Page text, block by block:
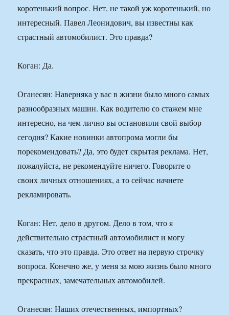
коротенький вопрос. Нет, не такой уж коротенький, но
интересный. Павел Леонидович, вы известны как
страстный автомобилист. Это правда?
Коган: Да.
Оганесян: Наверняка у вас в жизни было много самых
разнообразных машин. Как водителю со стажем мне
интересно, на чем лично вы остановили свой выбор
сегодня? Какие новинки автопрома могли бы
порекомендовать? Да, это будет скрытая реклама. Нет,
пожалуйста, не рекомендуйте ничего. Говорите о
своих личных отношениях, а то сейчас начнете
рекламировать.
Коган: Нет, дело в другом. Дело в том, что я
действительно страстный автомобилист и могу
сказать, что это правда. Это ответ на первую строчку
вопроса. Конечно же, у меня за мою жизнь было много
прекрасных, замечательных автомобилей.
Оганесян: Наших отечественных, импортных?